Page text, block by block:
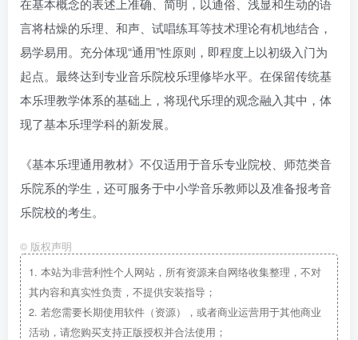
在基本概念的表述上准确、简明，以通俗、浅显和生动的语
言将枯燥的乐理、和声、试唱练耳等技术理论有机地结合，
易学易用。充分体现“通用”性原则，即程度上以初级入门为
起点。最终达到专业音乐院校乐理修毕水平。在保留传统基
本乐理教学体系的基础上，将现代乐理的观念融入其中，体
现了基本乐理学科的新发展。
《基本乐理通用教材》不仅适用于音乐专业院校、师范类音
乐院系的学生，还可服务于中小学音乐教师以及准备报考音
乐院校的考生。
© 版权声明
1. 本站为非营利性个人网站，所有资源来自网络收集整理，不对
其内容和真实性负责，不提供安装指导；
2. 若您需要长期使用软件（资源），或者商业运营用于其他商业
活动，请您购买支持正版授权并合法使用；